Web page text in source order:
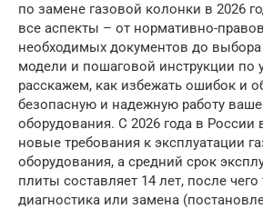
по замене газовой колонки в 2026
все аспекты – от нормативно-
необходимых документов до
модели и пошаговой инструкции по
расскажем, как избежать ошибок и
безопасную и надежную работу
оборудования. С 2026 года в России
новые требования к эксплуатации
оборудования, а средний срок
плиты составляет 14 лет, после чего
диагностика или замена